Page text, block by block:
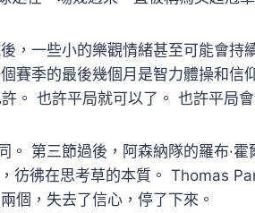
，一些小的樂觀情緒甚至可能會持
賽季的最後幾個月是智力體操和信
。 也許平局就可以了。 也許平局
。 第三節過後，阿森納隊的羅布·
彷彿在思考草的本質。 Thomas
個，失去了信心，停了下來。